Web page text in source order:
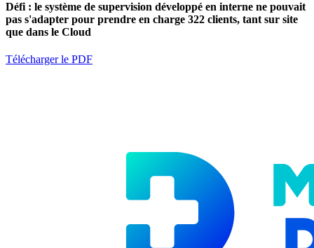
Défi : le système de supervision développé en interne ne pouvait
pas s'adapter pour prendre en charge 322 clients, tant sur site
que dans le Cloud
Télécharger le PDF